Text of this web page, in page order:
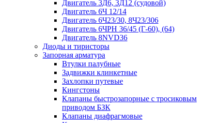
Двигатель 3Д6, 3Д12 (судовой)
Двигатель 6Ч 12/14
Двигатель 6Ч23/30, 8Ч23/306
Двигатель 6ЧРН 36/45 (Г-60), (64)
Двигатель 8NVD36
Диоды и тиристоры
Запорная арматура
Втулки палубные
Задвижки клинкетные
Захлопки путевые
Кингстоны
Клапаны быстрозапорные с тросиковым
приводом БЗК
Клапаны диафрагмовые